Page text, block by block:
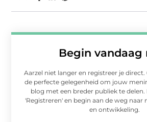
Begin vandaag
Aarzel niet langer en registreer je
de perfecte gelegenheid om jouw
blog met een breder publiek te
'Registreren' en begin aan de weg naar
en ontwikkeling.